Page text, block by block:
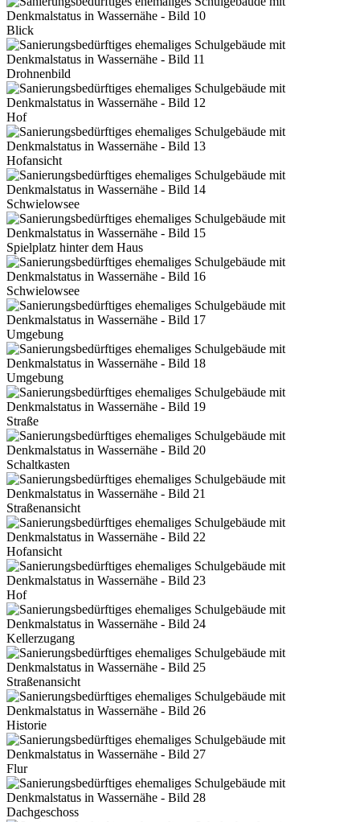
Blick
Drohnenbild
Hof
Hofansicht
Schwielowsee
Spielplatz hinter dem Haus
Schwielowsee
Umgebung
Umgebung
Straße
Schaltkasten
Straßenansicht
Hofansicht
Hof
Kellerzugang
Straßenansicht
Historie
Flur
Dachgeschoss